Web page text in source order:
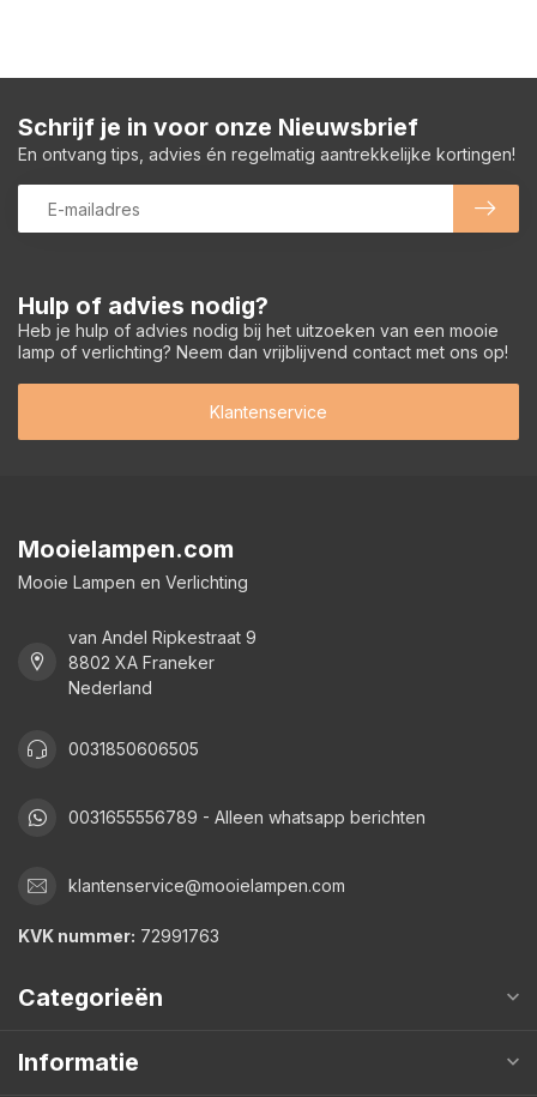
Hulp of advies nodig?
Heb je hulp of advies nodig bij het uitzoeken van een mooie
lamp of verlichting? Neem dan vrijblijvend contact met ons op!
Klantenservice
Schrijf je in voor onze Nieuwsbrief
En ontvang tips, advies én regelmatig aantrekkelijke kortingen!
Mooielampen.com
Mooie Lampen en Verlichting
van Andel Ripkestraat 9
8802 XA Franeker
Nederland
0031850606505
0031655556789 - Alleen whatsapp berichten
klantenservice@mooielampen.com
KVK nummer: 72991763
Categorieën
Informatie